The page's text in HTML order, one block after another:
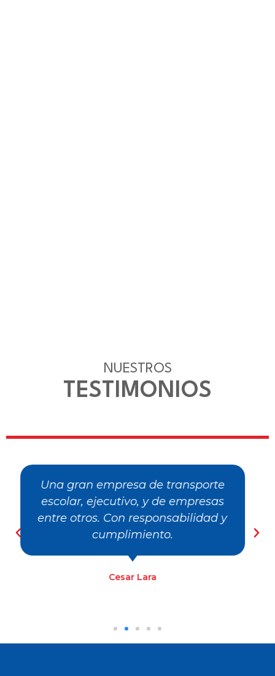
NUESTROS
TESTIMONIOS
Excelente servicio y atención,
definitivamente son los mejores en
transporte especial. Felicitaciones!
Neyfee Barrera Camargo